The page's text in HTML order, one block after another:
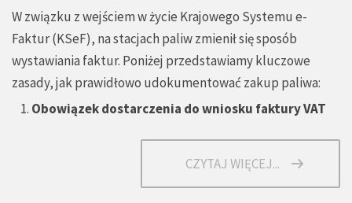
W związku z wejściem w życie Krajowego Systemu e-
Faktur (KSeF), na stacjach paliw zmienił się sposób
wystawiania faktur. Poniżej przedstawiamy kluczowe
zasady, jak prawidłowo udokumentować zakup paliwa:
Obowiązek dostarczenia do wniosku faktury VAT
CZYTAJ WIĘCEJ...